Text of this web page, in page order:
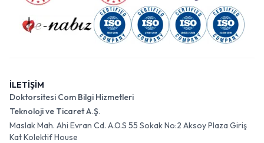
İLETİŞİM
Doktorsitesi Com Bilgi Hizmetleri
Teknoloji ve Ticaret A.Ş.
Maslak Mah. Ahi Evran Cd. A.O.S 55 Sokak No:2 Aksoy Plaza Giriş
Kat Kolektif House